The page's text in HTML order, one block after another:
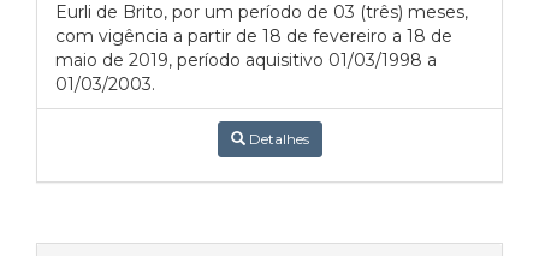
Eurli de Brito, por um período de 03 (três) meses,
com vigência a partir de 18 de fevereiro a 18 de
maio de 2019, período aquisitivo 01/03/1998 a
01/03/2003.
Detalhes